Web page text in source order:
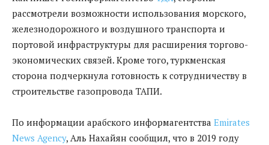
рассмотрели возможности использования морского,
железнодорожного и воздушного транспорта и
портовой инфраструктуры для расширения торгово-
экономических связей. Кроме того, туркменская
сторона подчеркнула готовность к сотрудничеству в
строительстве газопровода ТАПИ.
По информации арабского информагентства Emirates
News Agency, Аль Нахайян сообщил, что в 2019 году